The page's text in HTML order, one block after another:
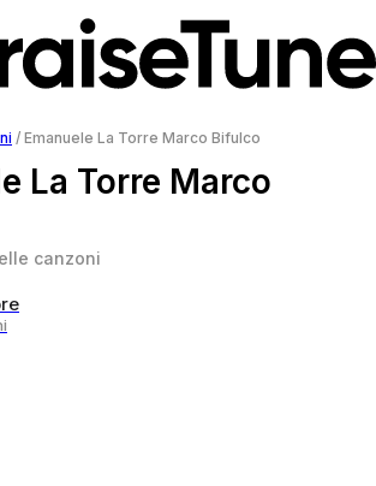
/ Emanuele La Torre Marco Bifulco
La Torre Marco
canzoni